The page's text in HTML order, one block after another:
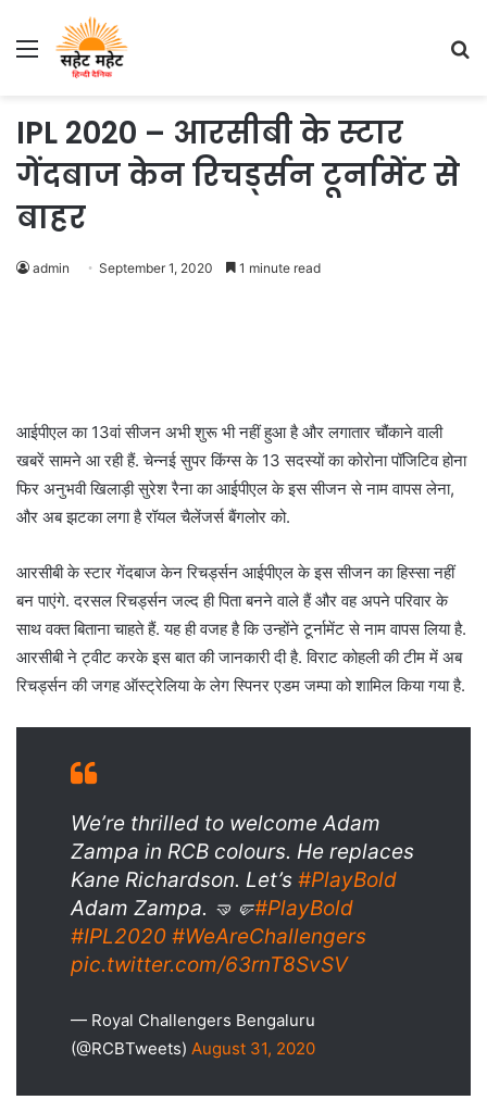
Menu
IPL 2020 – आरसीबी के स्‍टार
गेंदबाज केन रिचर्ड्सन टूर्नामेंट से
बाहर
admin September 1, 2020 1 minute read
आईपीएल का 13वां सीजन अभी शुरू भी नहीं हुआ है और लगातार चौंकाने वाली
खबरें सामने आ रही हैं. चेन्‍नई सुपर किंग्‍स के 13 सदस्यों का कोरोना पॉजिटिव होना
फिर अनुभवी खिलाड़ी सुरेश रैना का आईपीएल के इस सीजन से नाम वापस लेना,
और अब झटका लगा है रॉयल चैलेंजर्स बैंगलोर को.
आरसीबी के स्‍टार गेंदबाज केन रिचर्ड्सन आईपीएल के इस सीजन का हिस्सा नहीं
बन पाएंगे. दरसल रिचर्ड्सन जल्‍द ही पिता बनने वाले हैं और वह अपने परिवार के
साथ वक्त बिताना चाहते हैं. यह ही वजह है कि उन्‍होंने टूर्नामेंट से नाम वापस लिया है.
आरसीबी ने ट्वीट करके इस बात की जानकारी दी है. विराट कोहली की टीम में अब
रिचर्ड्सन की जगह ऑस्ट्रेलिया के लेग स्पिनर एडम जम्‍पा को शामिल किया गया है.
We’re thrilled to welcome Adam
Zampa in RCB colours. He replaces
Kane Richardson. Let’s #PlayBold
Adam Zampa. 🤜🤛#PlayBold
#IPL2020 #WeAreChallengers
pic.twitter.com/63rnT8SvSV
— Royal Challengers Bengaluru
(@RCBTweets) August 31, 2020